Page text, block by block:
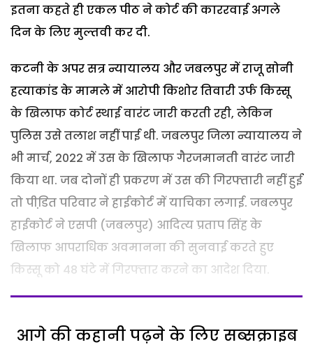
इतना कहते ही एकल पीठ ने कोर्ट की काररवाई अगले
दिन के लिए मुल्तवी कर दी.
कटनी के अपर सत्र न्यायालय और जबलपुर में राजू सोनी
हत्याकांड के मामले में आरोपी किशोर तिवारी उर्फ किस्सू
के खिलाफ कोर्ट स्थाई वारंट जारी करती रही, लेकिन
पुलिस उसे तलाश नहीं पाई थी. जबलपुर जिला न्यायालय ने
भी मार्च, 2022 में उस के खिलाफ गैरजमानती वारंट जारी
किया था. जब दोनों ही प्रकरण में उस की गिरफ्तारी नहीं हुई
तो पीडि़त परिवार ने हाईकोर्ट में याचिका लगाई. जबलपुर
हाईकोर्ट ने एसपी (जबलपुर) आदित्य प्रताप सिंह के
खिलाफ आपराधिक अवमानना की सुनवाई करते हुए
किस्सू को 48 घंटे में गिरफ्तार करने का आदेश दिया.
आगे की कहानी पढ़ने के लिए सब्सक्राइब